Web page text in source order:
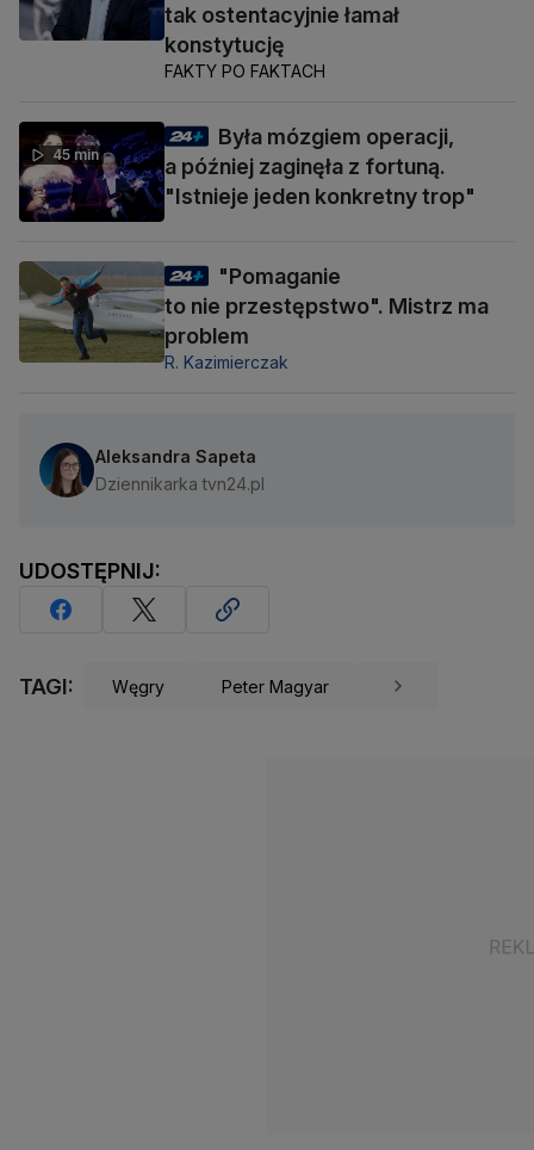
tak ostentacyjnie łamał
konstytucję
FAKTY PO FAKTACH
45 min
Była mózgiem operacji,
a później zaginęła z fortuną.
"Istnieje jeden konkretny trop"
"Pomaganie
to nie przestępstwo". Mistrz ma
problem
R. Kazimierczak
Aleksandra Sapeta
Dziennikarka tvn24.pl
UDOSTĘPNIJ:
TAGI: Węgry Peter Magyar